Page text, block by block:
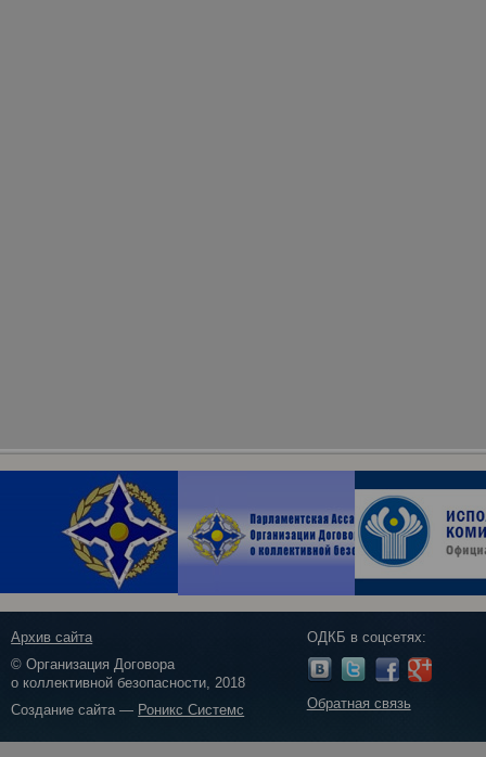
Архив сайта
© Организация Договора
о коллективной безопасности, 2018
Создание сайта — Роникс Системс
ОДКБ в соцсетях:
Обратная связь